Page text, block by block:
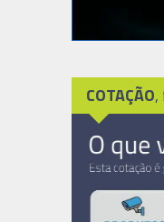
COTAÇÃO,